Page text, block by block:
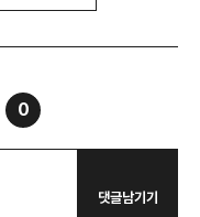
0
댓글남기기